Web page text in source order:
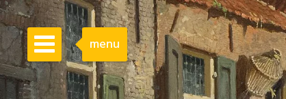
menu